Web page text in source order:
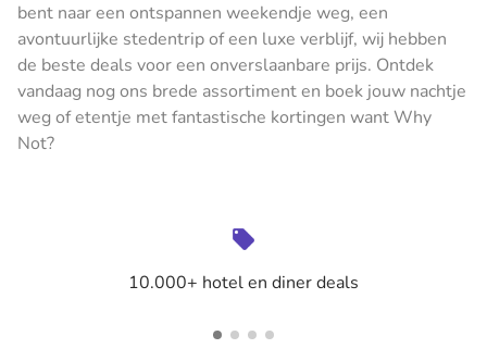
bent naar een ontspannen weekendje weg, een
avontuurlijke stedentrip of een luxe verblijf, wij hebben
de beste deals voor een onverslaanbare prijs. Ontdek
vandaag nog ons brede assortiment en boek jouw nachtje
weg of etentje met fantastische kortingen want Why
Not?
10.000+ hotel en diner deals